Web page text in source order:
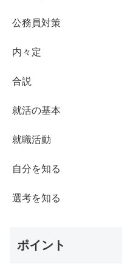
公務員対策
内々定
合説
就活の基本
就職活動
自分を知る
選考を知る
ポイント